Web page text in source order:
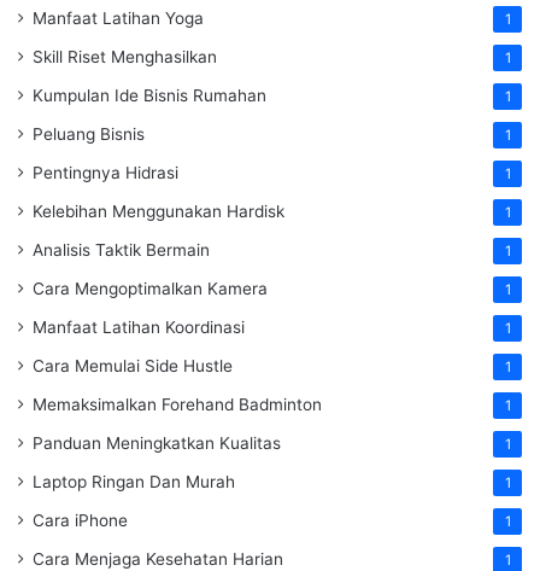
Manfaat Latihan Yoga 1
Skill Riset Menghasilkan 1
Kumpulan Ide Bisnis Rumahan 1
Peluang Bisnis 1
Pentingnya Hidrasi 1
Kelebihan Menggunakan Hardisk 1
Analisis Taktik Bermain 1
Cara Mengoptimalkan Kamera 1
Manfaat Latihan Koordinasi 1
Cara Memulai Side Hustle 1
Memaksimalkan Forehand Badminton 1
Panduan Meningkatkan Kualitas 1
Laptop Ringan Dan Murah 1
Cara iPhone 1
Cara Menjaga Kesehatan Harian 1